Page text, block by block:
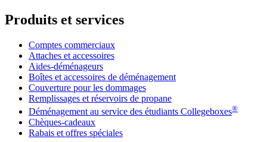
Produits et services
Comptes commerciaux
Attaches et accessoires
Aides-déménageurs
Boîtes et accessoires de déménagement
Couverture pour les dommages
Remplissages et réservoirs de propane
Déménagement au service des étudiants Collegeboxes®
Chèques-cadeaux
Rabais et offres spéciales